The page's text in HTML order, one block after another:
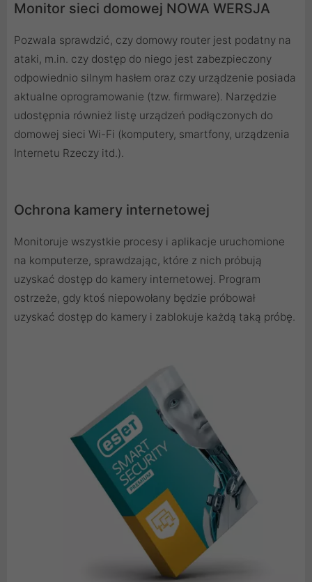
Monitor sieci domowej NOWA WERSJA
Pozwala sprawdzić, czy domowy router jest podatny na
ataki, m.in. czy dostęp do niego jest zabezpieczony
odpowiednio silnym hasłem oraz czy urządzenie posiada
aktualne oprogramowanie (tzw. firmware). Narzędzie
udostępnia również listę urządzeń podłączonych do
domowej sieci Wi-Fi (komputery, smartfony, urządzenia
Internetu Rzeczy itd.).
Ochrona kamery internetowej
Monitoruje wszystkie procesy i aplikacje uruchomione
na komputerze, sprawdzając, które z nich próbują
uzyskać dostęp do kamery internetowej. Program
ostrzeże, gdy ktoś niepowołany będzie próbował
uzyskać dostęp do kamery i zablokuje każdą taką próbę.